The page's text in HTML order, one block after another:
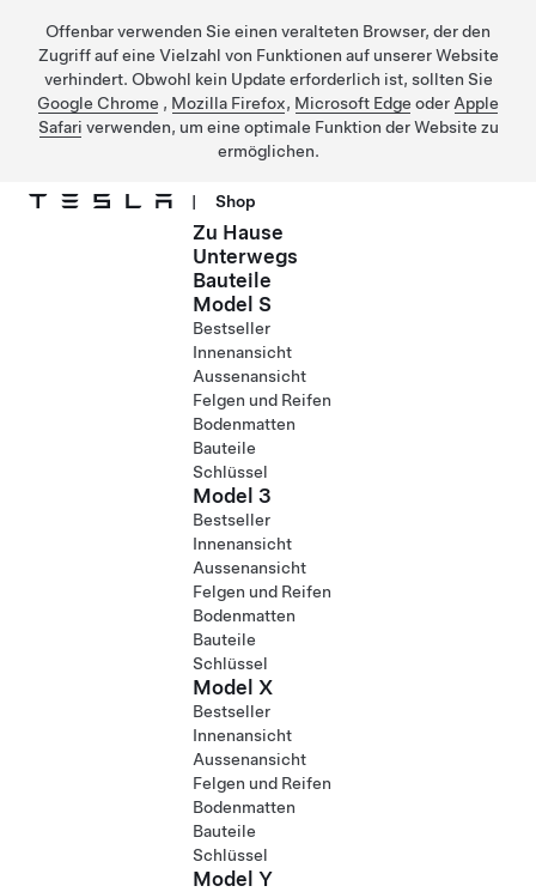
Offenbar verwenden Sie einen veralteten Browser, der den
Zugriff auf eine Vielzahl von Funktionen auf unserer Website
verhindert. Obwohl kein Update erforderlich ist, sollten Sie
Google Chrome , Mozilla Firefox, Microsoft Edge oder Apple
Safari verwenden, um eine optimale Funktion der Website zu
ermöglichen.
| Shop
Zu Hause
Unterwegs
Bauteile
Model S
Bestseller
Innenansicht
Aussenansicht
Felgen und Reifen
Bodenmatten
Bauteile
Schlüssel
Model 3
Bestseller
Innenansicht
Aussenansicht
Felgen und Reifen
Bodenmatten
Bauteile
Schlüssel
Model X
Bestseller
Innenansicht
Aussenansicht
Felgen und Reifen
Bodenmatten
Bauteile
Schlüssel
Model Y